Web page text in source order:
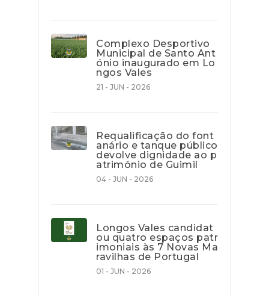
Complexo Desportivo
Municipal de Santo Ant
ónio inaugurado em Lo
ngos Vales
21 - JUN - 2026
Requalificação do font
anário e tanque público
devolve dignidade ao p
atrimónio de Guimil
04 - JUN - 2026
Longos Vales candidat
ou quatro espaços patr
imoniais às 7 Novas Ma
ravilhas de Portugal
01 - JUN - 2026